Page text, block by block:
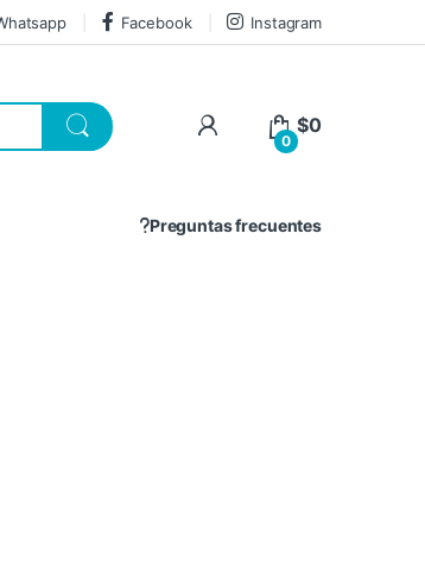
Facebook Instagram
0
$0
Preguntas frecuentes